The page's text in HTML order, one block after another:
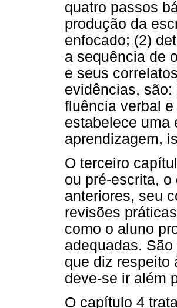
quatro passos
produção da
enfocado; (2)
a sequência de
e seus
evidências,
fluência verbal
estabelece uma
aprendizagem,
O terceiro
ou pré-escrita,
anteriores, seu
revisões
como o aluno
adequadas.
que diz respeito
deve-se ir além
O capítulo 4